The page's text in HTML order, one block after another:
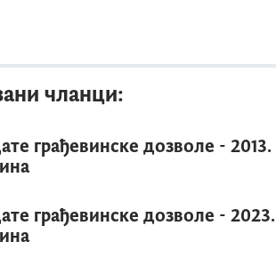
чланци:
грађевинске дозволе - 2013.
грађевинске дозволе - 2023.